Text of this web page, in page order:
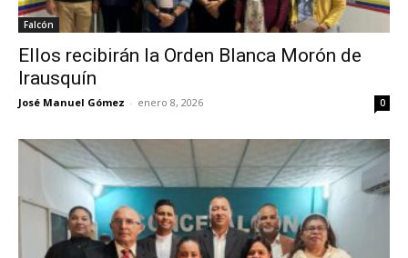
Falcón
Ellos recibirán la Orden Blanca Morón de
Irausquín
José Manuel Gómez - enero 8, 2026 0